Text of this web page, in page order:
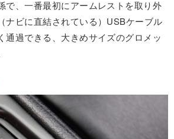
で、一番最初にアームレストを取り外
ナビに直結されている）USBケーブル
通過できる、大きめサイズのグロメッ